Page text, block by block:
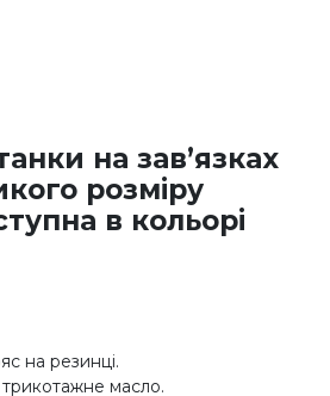
на зав’язках
розміру
в кольорі
на резинці.
масло.